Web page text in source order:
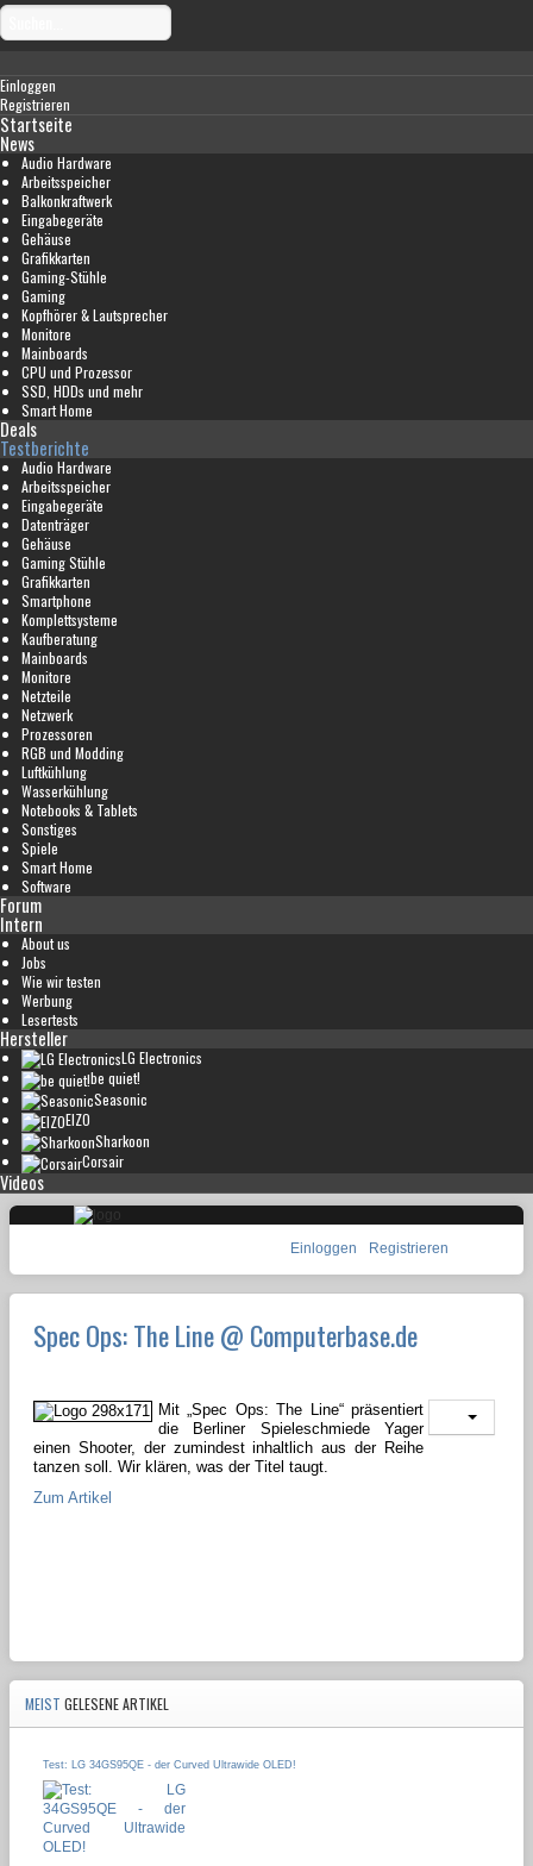
Einloggen
Registrieren
Startseite
News
Audio Hardware
Arbeitsspeicher
Balkonkraftwerk
Eingabegeräte
Gehäuse
Grafikkarten
Gaming-Stühle
Gaming
Kopfhörer & Lautsprecher
Monitore
Mainboards
CPU und Prozessor
SSD, HDDs und mehr
Smart Home
Deals
Testberichte
Audio Hardware
Arbeitsspeicher
Eingabegeräte
Datenträger
Gehäuse
Gaming Stühle
Grafikkarten
Smartphone
Komplettsysteme
Kaufberatung
Mainboards
Monitore
Netzteile
Netzwerk
Prozessoren
RGB und Modding
Luftkühlung
Wasserkühlung
Notebooks & Tablets
Sonstiges
Spiele
Smart Home
Software
Forum
Intern
About us
Jobs
Wie wir testen
Werbung
Lesertests
Hersteller
LG Electronics
be quiet!
Seasonic
EIZO
Sharkoon
Corsair
Videos
Einloggen Registrieren
Spec Ops: The Line @ Computerbase.de
Mit „Spec Ops: The Line“ präsentiert
die Berliner Spieleschmiede Yager
einen Shooter, der zumindest inhaltlich aus der Reihe
tanzen soll. Wir klären, was der Titel taugt.
Zum Artikel
MEIST GELESENE ARTIKEL
Test: LG 34GS95QE - der Curved Ultrawide OLED!